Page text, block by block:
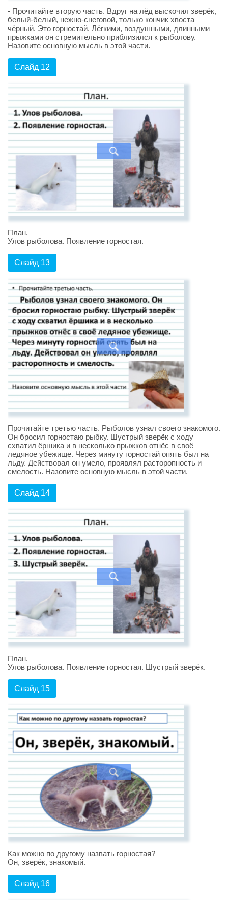
- Прочитайте вторую часть. Вдруг на лёд выскочил зверёк,
белый-белый, нежно-снеговой, только кончик хвоста
чёрный. Это горностай. Лёгкими, воздушными, длинными
прыжками он стремительно приблизился к рыболову.
Назовите основную мысль в этой части.
Слайд 12
План.
Улов рыболова. Появление горностая.
Слайд 13
Прочитайте третью часть. Рыболов узнал своего знакомого.
Он бросил горностаю рыбку. Шустрый зверёк с ходу
схватил ёршика и в несколько прыжков отнёс в своё
ледяное убежище. Через минуту горностай опять был на
льду. Действовал он умело, проявлял расторопность и
смелость. Назовите основную мысль в этой части.
Слайд 14
План.
Улов рыболова. Появление горностая. Шустрый зверёк.
Слайд 15
Как можно по другому назвать горностая?
Он, зверёк, знакомый.
Слайд 16